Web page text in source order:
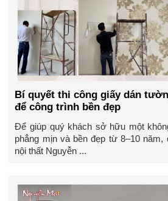
Bí quyết thi công giấy dán
để công trình bền đẹp
Để giúp quý khách sở hữu một
phẳng mịn và bền đẹp từ 8–10
nội thất Nguyễn ...